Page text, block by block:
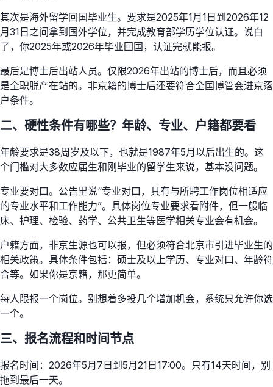
其次是海外留学回国毕业生。要求是2025年1月1日到2026年12
月31日之间拿到国外学位，并完成教育部学历学位认证。说白
了，你2025年或2026年毕业回国，认证完就能报。
最后是博士后出站人员。仅限2026年出站的博士后，而且必须
是全职脱产在站的。非京籍的博士后还要符合全国博管会进京落
户条件。
二、硬性条件有哪些？年龄、专业、户籍都要看
年龄要求是38周岁及以下，也就是1987年5月以后出生的。这
个门槛对大多数应届生和刚毕业的留学生来说，基本没问题。
专业要对口。公告里说“专业对口，具有与所聘工作岗位相适应
的专业水平和工作能力”。具体岗位专业要求看附件，但一般临
床、护理、检验、药学、公共卫生等医学相关专业会有机会。
户籍方面，非京生源也可以报，但必须符合北京市引进毕业生的
相关政策。具体条件包括：硕士及以上学历、专业对口、年龄符
合等。如果你是京籍，那更简单。
每人限报一个岗位。别想着多投几个增加机会，系统只允许你选
一个。
三、报名流程和时间节点
报名时间：2026年5月7日到5月21日17:00。只有14天时间，别
拖到最后一天。